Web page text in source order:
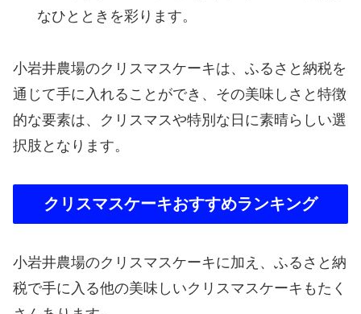
なひとときを彩ります。
小岩井農場のクリスマスケーキは、ふるさと納税を
通じて手に入れることができ、その美味しさと特徴
的な要素は、クリスマスや特別な日に素晴らしい選
択肢となります。
クリスマスケーキおすすめランキング
小岩井農場のクリスマスケーキに加え、ふるさと納
税で手に入る他の美味しいクリスマスケーキもたく